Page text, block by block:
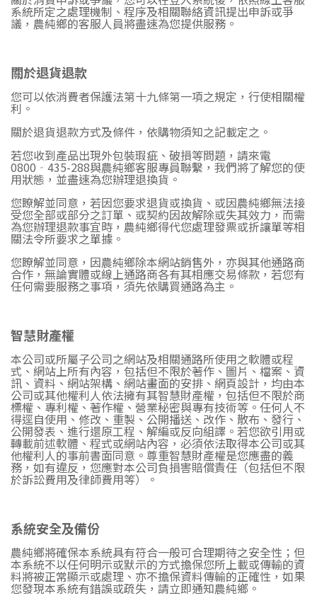
系統所定之處理機制、程序及相關聯絡資訊提出申訴或爭
議，農純鄉的客服人員將盡速為您提供服務。
關於退貨退款
您可以依消費者保護法第十九條第一項之規定，行使相關權
利。
關於退貨退款方式及條件，依購物須知之記載定之。
若您收到產品出現外包裝瑕疵、破損等問題，請來電
0800 ‐ 435-288與農純鄉客服專員聯繫，我們將了解您的使
用狀態，並盡速為您辦理退換貨。
您瞭解並同意，若因您要求退貨或換貨、或因農純鄉無法接
受您全部或部分之訂單、或契約因故解除或失其效力，而需
為您辦理退款事宜時，農純鄉得代您處理發票或折讓單等相
關法令所要求之單據。
您瞭解並同意，因農純鄉除本網站銷售外，亦與其他通路商
合作，無論實體或線上通路商各有其相應交易條款，若您有
任何需要服務之事項，須先依購買通路為主。
智慧財產權
本公司或所屬子公司之網站及相關通路所使用之軟體或程
式、網站上所有內容，包括但不限於著作、圖片、檔案、資
訊、資料、網站架構、網站畫面的安排、網頁設計，均由本
公司或其他權利人依法擁有其智慧財產權，包括但不限於商
標權、專利權、著作權、營業秘密與專有技術等。任何人不
得逕自使用、修改、重製、公開播送、改作、散布、發行、
公開發表、進行還原工程、解編或反向組譯。若您欲引用或
轉載前述軟體、程式或網站內容，必須依法取得本公司或其
他權利人的事前書面同意。尊重智慧財產權是您應盡的義
務，如有違反，您應對本公司負損害賠償責任（包括但不限
於訴訟費用及律師費用等）。
系統安全及備份
農純鄉將確保本系統具有符合一般可合理期待之安全性；但
本系統不以任何明示或默示的方式擔保您所上載或傳輸的資
料將被正常顯示或處理、亦不擔保資料傳輸的正確性，如果
您發現本系統有錯誤或疏失，請立即通知農純鄉。